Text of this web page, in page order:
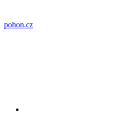
pohon.cz